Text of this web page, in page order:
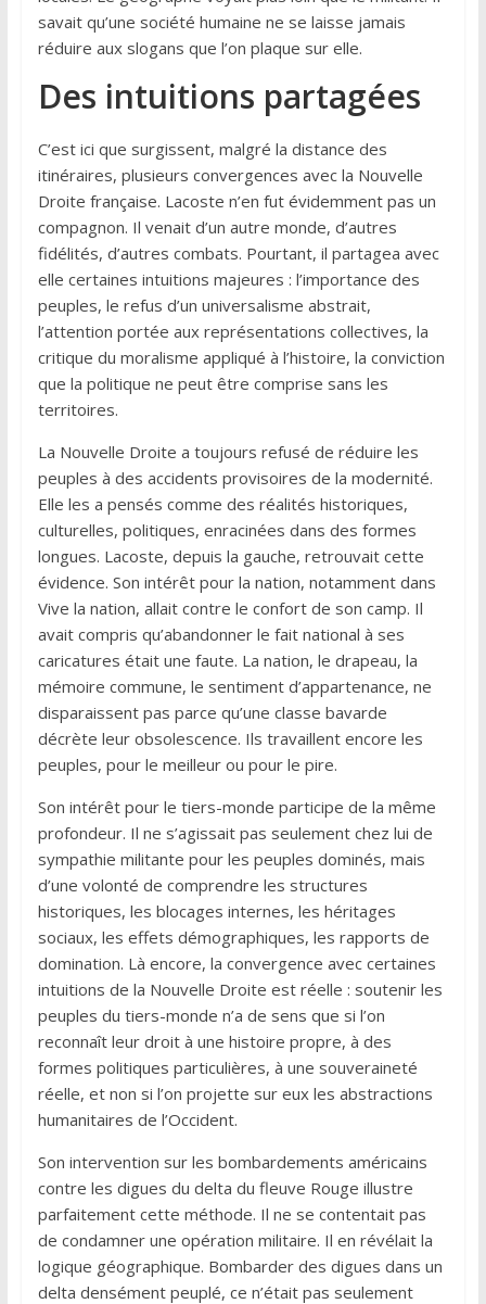
savait qu’une société humaine ne se laisse jamais
réduire aux slogans que l’on plaque sur elle.
Des intuitions partagées
C’est ici que surgissent, malgré la distance des
itinéraires, plusieurs convergences avec la Nouvelle
Droite française. Lacoste n’en fut évidemment pas un
compagnon. Il venait d’un autre monde, d’autres
fidélités, d’autres combats. Pourtant, il partagea avec
elle certaines intuitions majeures : l’importance des
peuples, le refus d’un universalisme abstrait,
l’attention portée aux représentations collectives, la
critique du moralisme appliqué à l’histoire, la conviction
que la politique ne peut être comprise sans les
territoires.
La Nouvelle Droite a toujours refusé de réduire les
peuples à des accidents provisoires de la modernité.
Elle les a pensés comme des réalités historiques,
culturelles, politiques, enracinées dans des formes
longues. Lacoste, depuis la gauche, retrouvait cette
évidence. Son intérêt pour la nation, notamment dans
Vive la nation, allait contre le confort de son camp. Il
avait compris qu’abandonner le fait national à ses
caricatures était une faute. La nation, le drapeau, la
mémoire commune, le sentiment d’appartenance, ne
disparaissent pas parce qu’une classe bavarde
décrète leur obsolescence. Ils travaillent encore les
peuples, pour le meilleur ou pour le pire.
Son intérêt pour le tiers-monde participe de la même
profondeur. Il ne s’agissait pas seulement chez lui de
sympathie militante pour les peuples dominés, mais
d’une volonté de comprendre les structures
historiques, les blocages internes, les héritages
sociaux, les effets démographiques, les rapports de
domination. Là encore, la convergence avec certaines
intuitions de la Nouvelle Droite est réelle : soutenir les
peuples du tiers-monde n’a de sens que si l’on
reconnaît leur droit à une histoire propre, à des
formes politiques particulières, à une souveraineté
réelle, et non si l’on projette sur eux les abstractions
humanitaires de l’Occident.
Son intervention sur les bombardements américains
contre les digues du delta du fleuve Rouge illustre
parfaitement cette méthode. Il ne se contentait pas
de condamner une opération militaire. Il en révélait la
logique géographique. Bombarder des digues dans un
delta densément peuplé, ce n’était pas seulement